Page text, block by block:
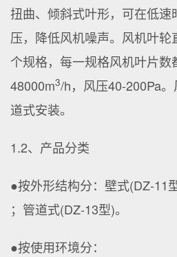
扭曲、倾斜式叶形，可在低
压，降低风机噪声。风机叶
个规格，每一规格风机叶片数
48000m3/h，风压40-200Pa
道式安装。
1.2、产品分类
●按外形结构分：壁式(DZ-11
；管道式(DZ-13型)。
●按使用环境分：